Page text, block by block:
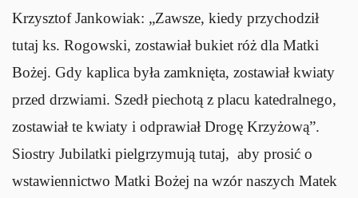
Krzysztof Jankowiak: „Zawsze, kiedy przychodził
tutaj ks. Rogowski, zostawiał bukiet róż dla Matki
Bożej. Gdy kaplica była zamknięta, zostawiał kwiaty
przed drzwiami. Szedł piechotą z placu katedralnego,
zostawiał te kwiaty i odprawiał Drogę Krzyżową”.
Siostry Jubilatki pielgrzymują tutaj, aby prosić o
wstawiennictwo Matki Bożej na wzór naszych Matek